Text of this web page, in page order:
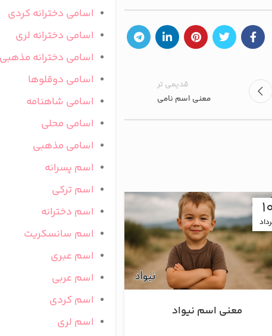
قدیمی تر
معنی اسم نامی
معنی اسم نیواد
23
معنی اسم نوآ
اسامی دخترانه کردی
اسامی دخترانه لری
اسامی دخترانه مذهبی
اسامی دوقلوها
اسامی شاهنامه
اسامی محلی
اسامی مذهبی
اسم پسرانه
اسم ترکی
اسم دخترانه
اسم سانسکریت
اسم عبری
اسم عربی
اسم کردی
اسم لری